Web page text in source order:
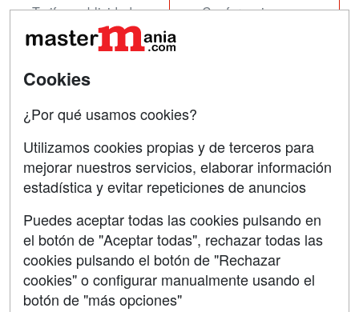
Tarifas publicidad
Acceso Usuarios
Acceso Centros
Conferencias
Contactar
Confidencialidad
Aviso legal
Copyleft
Cookies
¿Por qué usamos cookies?
Utilizamos cookies propias y de terceros para
mejorar nuestros servicios, elaborar información
estadística y evitar repeticiones de anuncios
Puedes aceptar todas las cookies pulsando en
el botón de "Aceptar todas", rechazar todas las
cookies pulsando el botón de "Rechazar
cookies" o configurar manualmente usando el
botón de "más opciones"